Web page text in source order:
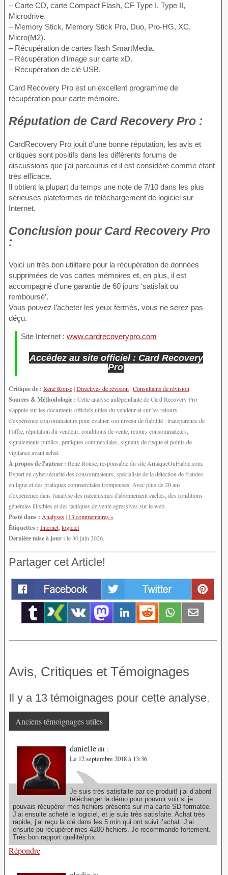
– Carte CD, carte Compact Flash, CF Type I, Type II,
Microdrive.
– Memory Stick, Memory Stick Pro, Duo, Pro-HG, XC,
Micro(M2).
– Récupération de cartes flash SmartMedia.
– Récupération d’image sur carte xD.
– Récupération de clé USB.
Card Recovery Pro est un excellent programme de
récupération pour carte mémoire.
Réputation de Card Recovery Pro :
CardRecovery Pro jouit d’une bonne réputation, les avis et
critiques sont positifs dans les différents forums de
discussions que j’ai parcourus et il est considéré comme étant
très efficace.
Il obtient la plupart du temps une note de 7/10 dans les plus
sérieuses plateformes de téléchargement de logiciel sur
Internet.
Conclusion pour Card Recovery Pro
:
Voici un très bon utilitaire pour la récupération de données
supprimées de vos cartes mémoires et, en plus, il est
accompagné d’une garantie de 60 jours ‘satisfait ou
remboursé’.
Vous pouvez l’acheter les yeux fermés, vous ne serez pas
déçu.
Site Internet : www.cardrecoverypro.com
Accédez au site officiel : Card Recovery
Pro
Critique de : René Ronse|Directives de révision|Consultants de révision
Sources & Méthodologie : Cette analyse indépendante de Card Recovery Pro
s'appuie sur les documents officiels utiles du vendeur et sur les retours
d'expérience consommateurs pour évaluer son niveau de fiabilité : transparence de
l’offre, réputation du vendeur, conditions de vente, retours consommateurs,
signalements publics, pratiques commerciales, signaux de risque et points de
vigilance avant achat.
À propos de l'auteur : René Ronse, responsable du site ArnaqueOuFiable.com.
Expert en cybersécurité des consommateurs, spécialiste de la détection de fraudes
en ligne et des pratiques commerciales trompeuses. Avec plus de 20 ans
d'expérience dans l'analyse des mécanismes d'abonnement cachés, des conditions
générales illisibles et des tactiques de vente agressives sur le web.
Posté dans : Analyses| 13 commentaires »
Étiquettes : Internet,logiciel
Dernière mise à jour : le 30 juin 2026.
Partager cet Article!
Avis, Critiques et Témoignages
Il y a 13 témoignages pour cette analyse.
Anciens témoignages utiles
danielledit :
Le 12 septembre 2018 à 13:36
Je suis très satisfaite par ce produit! j’ai d’abord
télécharger la démo pour pouvoir voir si je
pouvais récupérer mes fichiers présents sur ma carte SD formatée.
J’ai ensuite acheté le logiciel, et je suis très satisfaite. Achat très
rapide, j’ai reçu la clé dans les 5 min qui ont suivi l’achat. J’ai
ensuite pu récupérer mes 4200 fichiers. Je recommande fortement.
Très bon rapport qualité/prix.
Répondre